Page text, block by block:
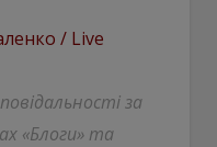
/ Live
за
«Блоги» та